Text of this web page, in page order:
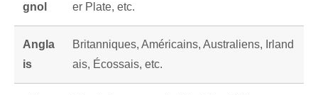
gnol
er Plate, etc.
Angla
is
Britanniques, Américains, Australiens, Irland
ais, Écossais, etc.